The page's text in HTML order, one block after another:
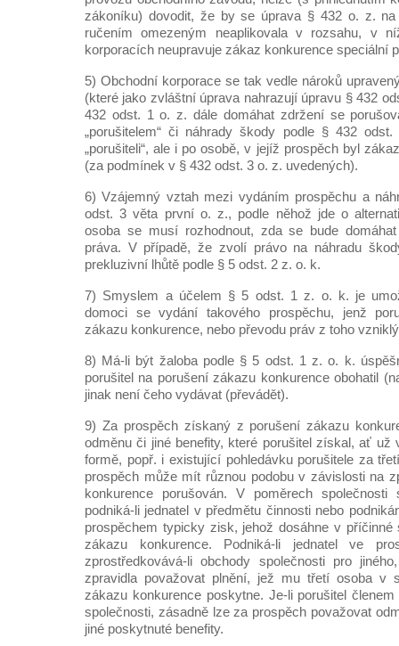
zákoníku) dovodit, že by se úprava § 432 o. z. na
ručením omezeným neaplikovala v rozsahu, v
korporacích neupravuje zákaz konkurence speciální
5) Obchodní korporace se tak vedle nároků
(které jako zvláštní úprava nahrazují úpravu § 432
432 odst. 1 o. z. dále domáhat zdržení se
„porušitelem“ či náhrady škody podle § 432
„porušiteli“, ale i po osobě, v jejíž prospěch byl
(za podmínek v § 432 odst. 3 o. z. uvedených).
6) Vzájemný vztah mezi vydáním prospěchu a
odst. 3 věta první o. z., podle něhož jde o
osoba se musí rozhodnout, zda se bude
práva. V případě, že zvolí právo na náhradu
prekluzivní lhůtě podle § 5 odst. 2 z. o. k.
7) Smyslem a účelem § 5 odst. 1 z. o. k. je
domoci se vydání takového prospěchu, jenž
zákazu konkurence, nebo převodu práv z toho
8) Má-li být žaloba podle § 5 odst. 1 z. o. k.
porušitel na porušení zákazu konkurence obohatil
jinak není čeho vydávat (převádět).
9) Za prospěch získaný z porušení zákazu
odměnu či jiné benefity, které porušitel získal, ať už
formě, popř. i existující pohledávku porušitele za
prospěch může mít různou podobu v závislosti na
konkurence porušován. V poměrech
podniká-li jednatel v předmětu činnosti nebo
prospěchem typicky zisk, jehož dosáhne v
zákazu konkurence. Podniká-li jednatel ve
zprostředkovává-li obchody společnosti pro
zpravidla považovat plnění, jež mu třetí osoba v
zákazu konkurence poskytne. Je-li porušitel
společnosti, zásadně lze za prospěch považovat
jiné poskytnuté benefity.